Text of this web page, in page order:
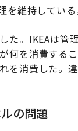
を維持している
た。IKEAは管
何を消費する
を消費した。
の問題